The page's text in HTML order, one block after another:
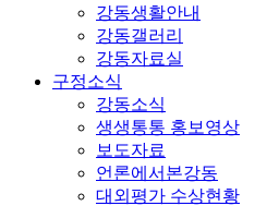
강동생활안내
강동갤러리
강동자료실
구정소식
강동소식
생생통통 홍보영상
보도자료
언론에서본강동
대외평가 수상현황